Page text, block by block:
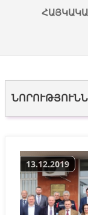
13.12.2019